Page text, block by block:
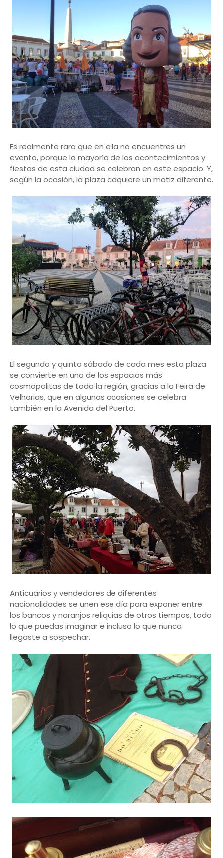
Es realmente raro que en ella no encuentres un
evento, porque la mayoría de los acontecimientos y
fiestas de esta ciudad se celebran en este espacio. Y,
según la ocasión, la plaza adquiere un matiz diferente.
El segundo y quinto sábado de cada mes esta plaza
se convierte en uno de los espacios más
cosmopolitas de toda la región, gracias a la Feira de
Velharias, que en algunas ocasiones se celebra
también en la Avenida del Puerto.
Anticuarios y vendedores de diferentes
nacionalidades se unen ese día para exponer entre
los bancos y naranjos reliquias de otros tiempos, todo
lo que puedas imaginar e incluso lo que nunca
llegaste a sospechar.